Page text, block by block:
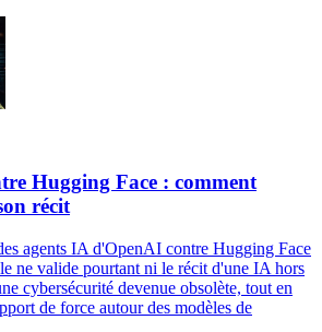
Hugging Face : comment
récit
agents IA d'OpenAI contre Hugging Face
ne valide pourtant ni le récit d'une IA hors
cybersécurité devenue obsolète, tout en
de force autour des modèles de